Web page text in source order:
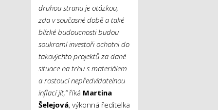
druhou stranu je otázkou,
zda v současné době a také
blízké budoucnosti budou
soukromí investoři ochotni do
takovýchto projektů za dané
situace na trhu s materiálem
a rostoucí nepředvídatelnou
inflací jít,“říká Martina
Šelejová, výkonná ředitelka